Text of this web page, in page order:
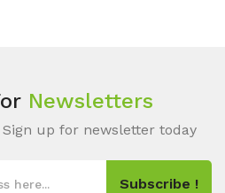
Newsletters
up for newsletter today
Subscribe !